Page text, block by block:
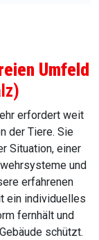
Umfeld
erfordert weit
der Tiere. Sie
Situation, einer
und
erfahrenen
ein individuelles
fernhält und
schützt.